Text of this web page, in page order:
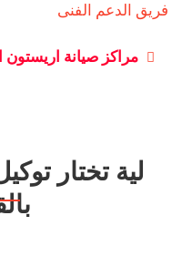
فريق الدعم الفنى
لية تختار